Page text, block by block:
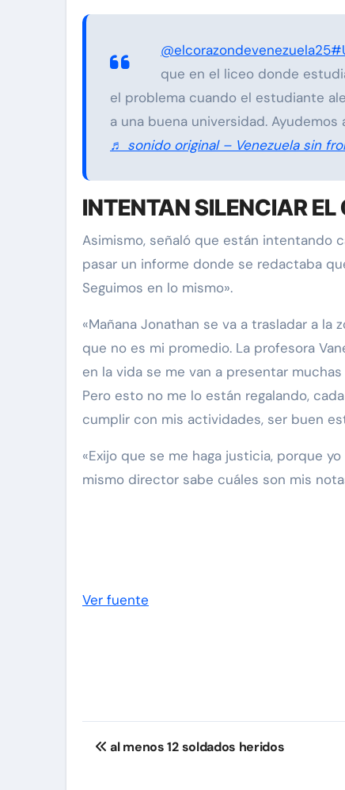
@elcorazondevenezuela25
que en el liceo donde
el problema cuando el estudiante
a una buena universidad.
♬ sonido original – Venezuela sin
INTENTAN SILENCIAR EL
Asimismo, señaló que están intentando
pasar un informe donde se redactaba
Seguimos en lo mismo».
«Mañana Jonathan se va a trasladar a
que no es mi promedio. La profesora
en la vida se me van a presentar
Pero esto no me lo están regalando,
cumplir con mis actividades, ser buen
«Exijo que se me haga justicia, porque
mismo director sabe cuáles son mis
Ver fuente
Navegación
al menos 12 soldados heridos